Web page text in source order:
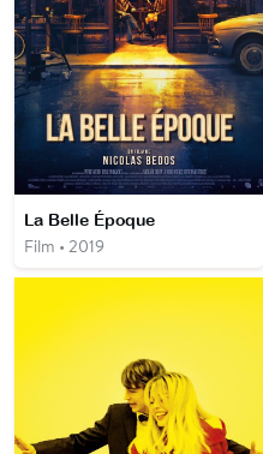
La Belle Époque
Film • 2019